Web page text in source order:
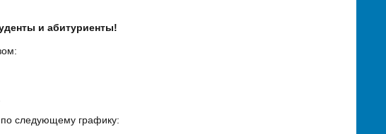
и абитуриенты!
по следующему графику: